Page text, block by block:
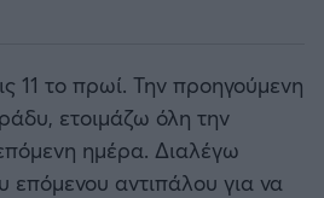
11 το πρωί. Την προηγούμενη
ετοιμάζω όλη την
ημέρα. Διαλέγω
επόμενου αντιπάλου για να